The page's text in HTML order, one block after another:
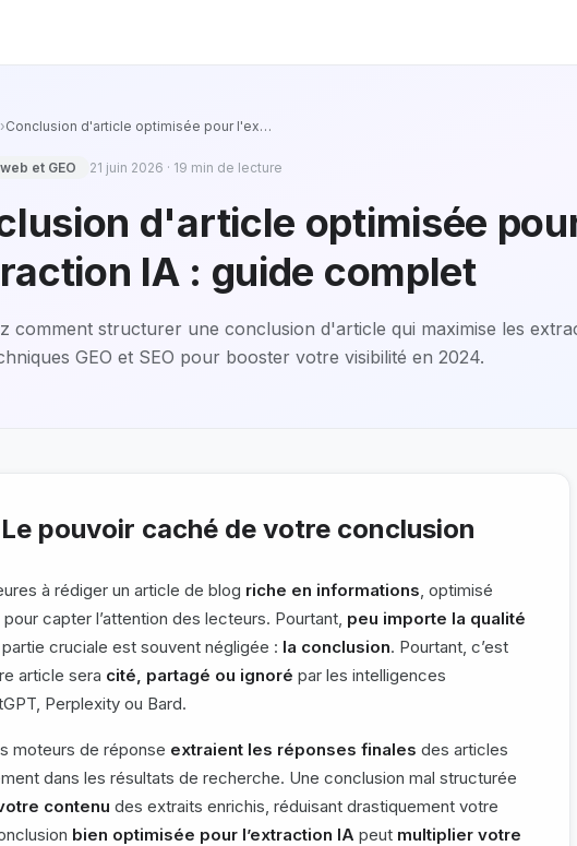
›Conclusion d'article optimisée pour l'ex…
et GEO 21 juin 2026 · 19 min de lecture
d'article optimisée
IA : guide complet
comment structurer une conclusion d'article qui maximise les
GEO et SEO pour booster votre visibilité en 2024.
pouvoir caché de votre conclusion
à rédiger un article de blog riche en informations, optimisé
capter l’attention des lecteurs. Pourtant, peu importe la qualité
partie cruciale est souvent négligée : la conclusion. Pourtant, c’est
article sera cité, partagé ou ignoré par les intelligences
Perplexity ou Bard.
moteurs de réponse extraient les réponses finales des articles
dans les résultats de recherche. Une conclusion mal structurée
contenu des extraits enrichis, réduisant drastiquement votre
bien optimisée pour l’extraction IA peut multiplier votre